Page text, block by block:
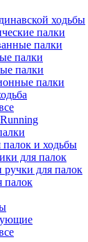
ходьбы
палки
палки
палки
палки
палки
палок и ходьбы
для палок
ручки для палок
палок